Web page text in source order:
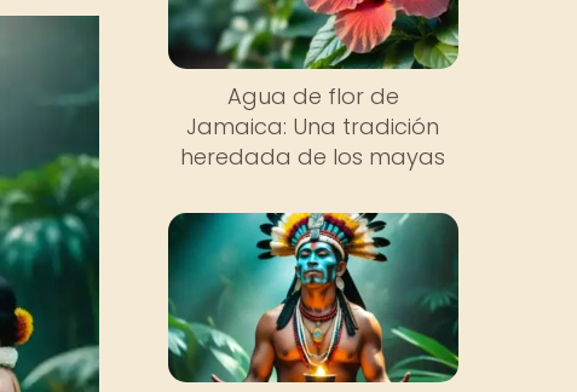
Agua de flor de
Jamaica: Una tradición
heredada de los mayas